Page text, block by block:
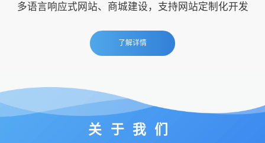
多语言响应式网站、商城建设，支持网站定制化开发
了解详情
关于我们